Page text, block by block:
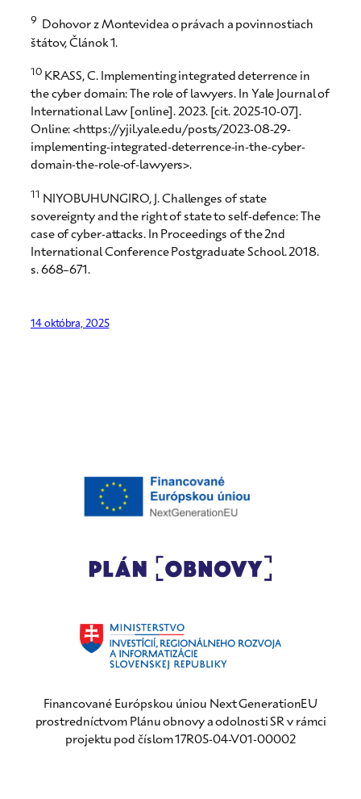
9 Dohovor z Montevidea o právach a povinnostiach
štátov, Článok 1.
10KRASS, C. Implementing integrated deterrence in
the cyber domain: The role of lawyers. In Yale Journal of
International Law [online]. 2023. [cit. 2025-10-07].
Online: <https://yjil.yale.edu/posts/2023-08-29-
implementing-integrated-deterrence-in-the-cyber-
domain-the-role-of-lawyers>.
11 NIYOBUHUNGIRO, J. Challenges of state
sovereignty and the right of state to self-defence: The
case of cyber-attacks. In Proceedings of the 2nd
International Conference Postgraduate School. 2018.
s. 668–671.
14 októbra, 2025
Financované Európskou úniou Next GenerationEU
prostredníctvom Plánu obnovy a odolnosti SR v rámci
projektu pod číslom 17R05-04-V01-00002